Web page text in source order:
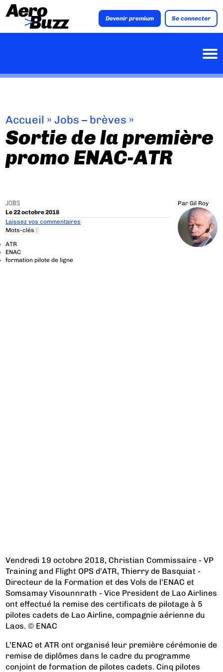
Devenir premium Se connecter
Accueil »Jobs – brèves »
Sortie de la première
promo ENAC-ATR
JOBS
Le 22 octobre 2018
Par Gil Roy
Laissez vos commentaires
Mots-clés :
ATR
ENAC
formation pilote de ligne
Vendredi 19 octobre 2018, Christian Commissaire - VP
Training and Flight OPS d’ATR, Thierry de Basquiat -
Directeur de la Formation et des Vols de l’ENAC et
Somsamay Visounnrath - Vice President de Lao Airlines
ont effectué la remise des certificats de pilotage à 5
pilotes cadets de Lao Airline, compagnie aérienne du
Laos. © ENAC
L’ENAC et ATR ont organisé leur première cérémonie de
remise de diplômes dans le cadre du programme
conjoint de formation de pilotes cadets. Cinq pilotes